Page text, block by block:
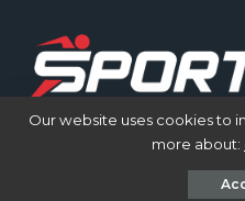
© SportsMania
Our website uses cookies to
more about: